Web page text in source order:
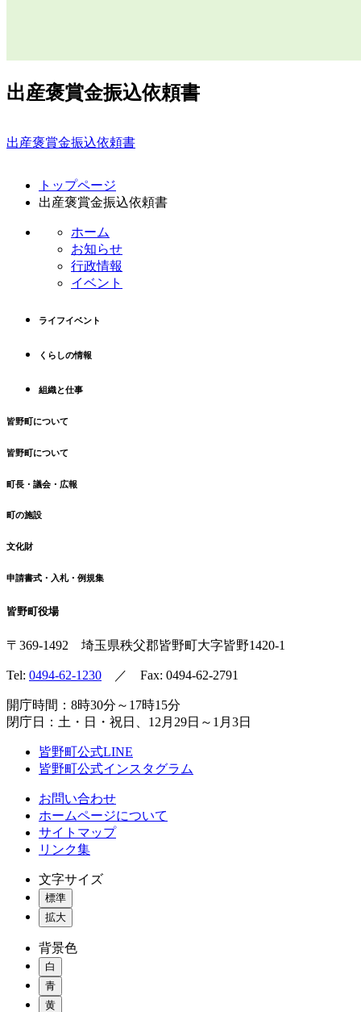
出産褒賞金振込依頼書
出産褒賞金振込依頼書
トップページ
出産褒賞金振込依頼書
ホーム
お知らせ
行政情報
イベント
ライフイベント
くらしの情報
組織と仕事
皆野町について
皆野町について
町長・議会・広報
町の施設
文化財
申請書式・入札・例規集
皆野町役場
〒369-1492 埼玉県秩父郡皆野町大字皆野1420-1
Tel: 0494-62-1230 ／ Fax: 0494-62-2791
開庁時間：8時30分～17時15分
閉庁日：土・日・祝日、12月29日～1月3日
皆野町公式LINE
皆野町公式インスタグラム
お問い合わせ
ホームページについて
サイトマップ
リンク集
文字サイズ
標準
拡大
背景色
白
青
黄